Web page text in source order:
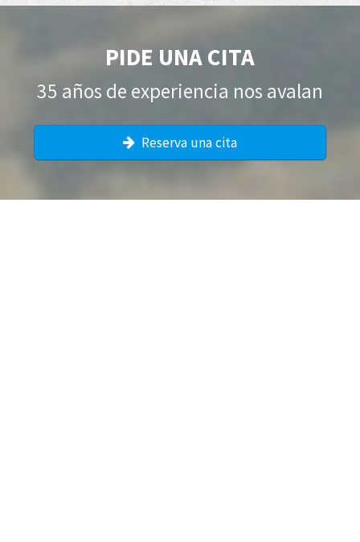
PIDE UNA CITA
35 años de experiencia nos avalan
Reserva una cita